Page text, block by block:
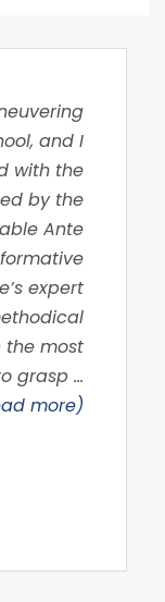
and I
with the
by the
Ante
expert
the most
grasp …
more)